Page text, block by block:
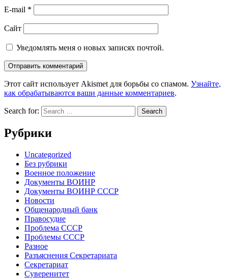
E-mail *
Сайт
Уведомлять меня о новых записях почтой.
Этот сайт использует Akismet для борьбы со спамом. Узнайте,
как обрабатываются ваши данные комментариев.
Search for:
Рубрики
Uncategorized
Без рубрики
Военное положение
Документы ВОИНР
Документы ВОИНР СССР
Новости
Общенародный банк
Правосудие
Проблема СССР
Проблемы СССР
Разное
Разъяснения Секретариата
Секретариат
Суверенитет